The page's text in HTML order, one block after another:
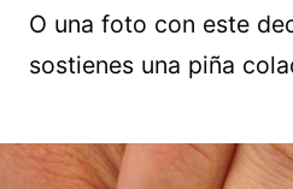
O una foto con este
sostienes una piña